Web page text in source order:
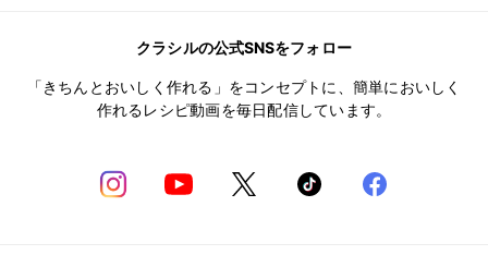
クラシルの公式SNSをフォロー
「きちんとおいしく作れる」をコンセプトに、簡単においしく
作れるレシピ動画を毎日配信しています。